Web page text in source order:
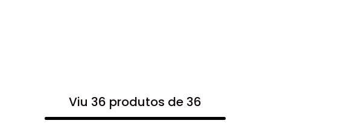
Viu 36 produtos de 36